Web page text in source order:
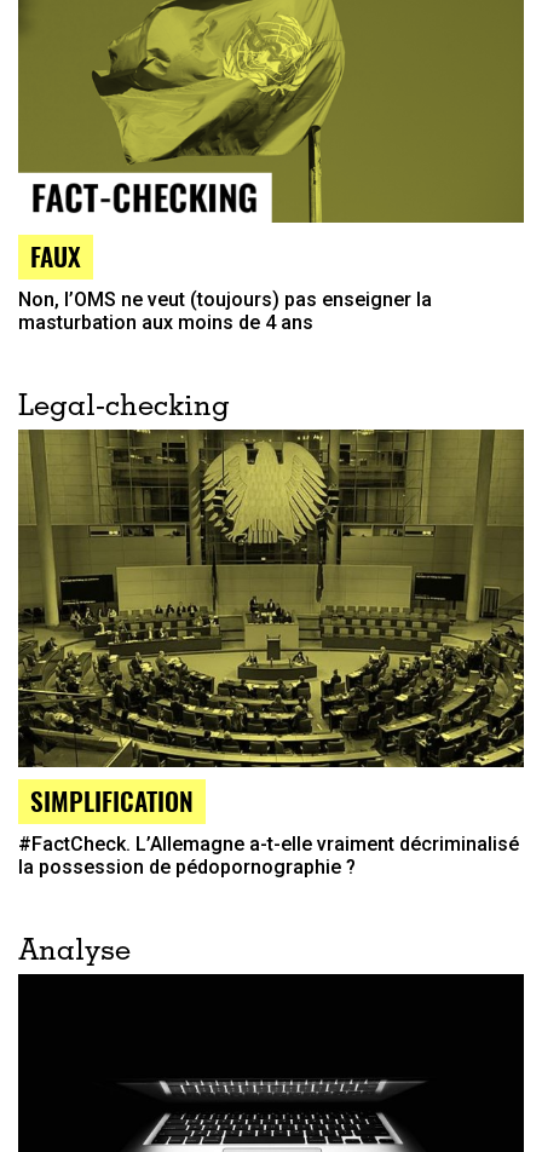
FAUX
Non, l’OMS ne veut (toujours) pas enseigner la
masturbation aux moins de 4 ans
Legal-checking
SIMPLIFICATION
#FactCheck. L’Allemagne a-t-elle vraiment décriminalisé
la possession de pédopornographie ?
Analyse